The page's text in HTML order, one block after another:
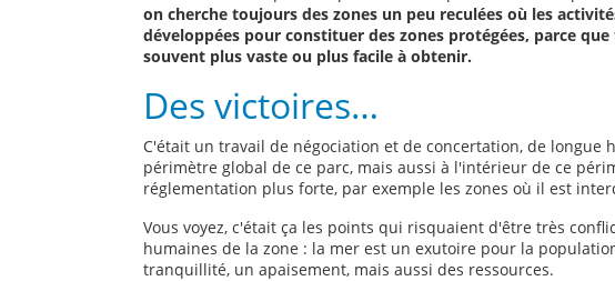
on cherche toujours des zones un peu reculées où les
développées pour constituer des zones protégées, parce
souvent plus vaste ou plus facile à obtenir.
Des victoires…
C'était un travail de négociation et de concertation, de longue
périmètre global de ce parc, mais aussi à l'intérieur de ce
réglementation plus forte, par exemple les zones où il est
Vous voyez, c'était ça les points qui risquaient d'être très
humaines de la zone : la mer est un exutoire pour la
tranquillité, un apaisement, mais aussi des ressources.